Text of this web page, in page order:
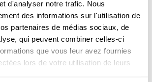
d'analyser notre trafic. Nous
des informations sur l'utilisation de
partenaires de médias sociaux, de
qui peuvent combiner celles-ci
que vous leur avez fournies
lors de votre utilisation de leurs
werktuigbouwkunde in
dit onderbreken vanwege
dienst bij de
technische troepen. Dit was
Hij moest hier tussen